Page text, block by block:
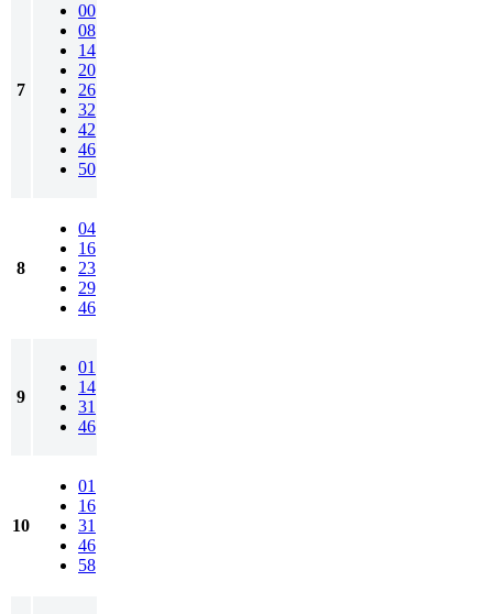
7
00
08
14
20
26
32
42
46
50
8
04
16
23
29
46
9
01
14
31
46
10
01
16
31
46
58